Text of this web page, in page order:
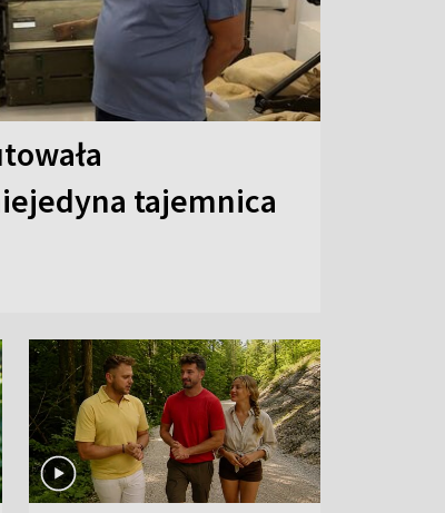
tajemnica